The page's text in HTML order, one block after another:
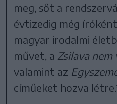
meg, sőt a
évtizedig még
magyar irodalmi
művet, a Zsilava
valamint az
címűeket hozva